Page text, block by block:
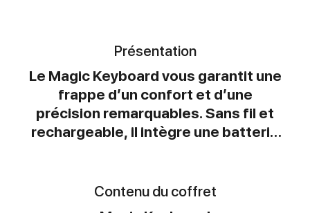
Présentation
Le Magic Keyboard vous garantit une
frappe d’un confort et d’une
précision remarquables. Sans fil et
rechargeable, il intègre une batterie
Il s’associe automatiquement à votre
Contenu du coffret